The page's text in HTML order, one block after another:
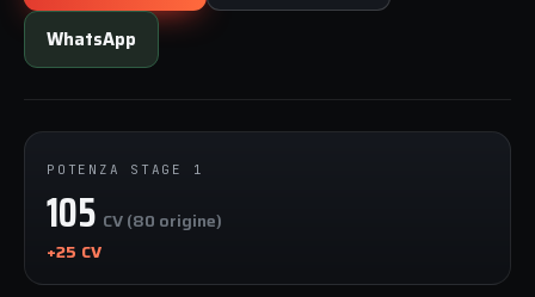
WhatsApp
POTENZA STAGE 1
105 CV (80 origine)
+25 CV